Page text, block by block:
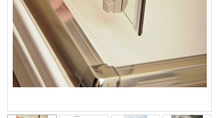
Душевые каналы
Умывальники
Средства ухода